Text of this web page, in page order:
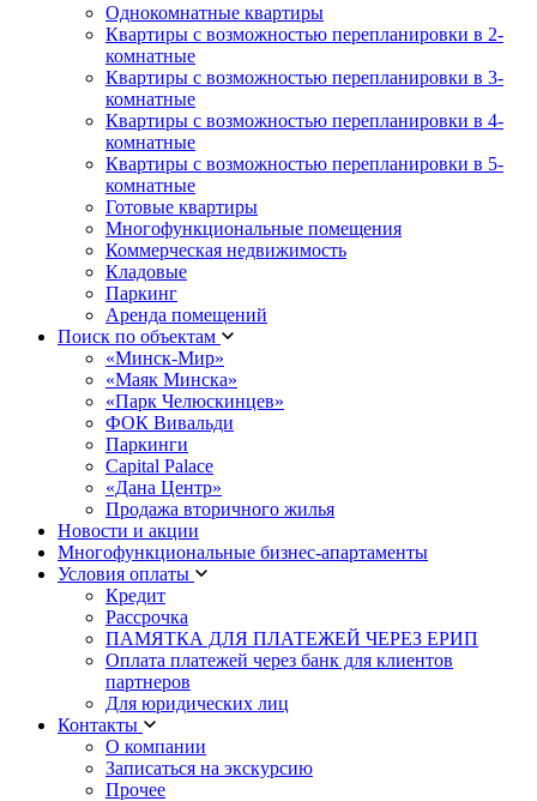
Однокомнатные квартиры
Квартиры с возможностью перепланировки в 2-
комнатные
Квартиры с возможностью перепланировки в 3-
комнатные
Квартиры с возможностью перепланировки в 4-
комнатные
Квартиры с возможностью перепланировки в 5-
комнатные
Готовые квартиры
Многофункциональные помещения
Коммерческая недвижимость
Кладовые
Паркинг
Аренда помещений
Поиск по объектам
«Минск-Мир»
«Маяк Минска»
«Парк Челюскинцев»
ФОК Вивальди
Паркинги
Capital Palace
«Дана Центр»
Продажа вторичного жилья
Новости и акции
Многофункциональные бизнес-апартаменты
Условия оплаты
Кредит
Рассрочка
ПАМЯТКА ДЛЯ ПЛАТЕЖЕЙ ЧЕРЕЗ ЕРИП
Оплата платежей через банк для клиентов
партнеров
Для юридических лиц
Контакты
О компании
Записаться на экскурсию
Прочее